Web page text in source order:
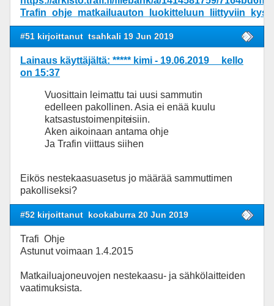
#51 kirjoittanut tsahkali 19 Jun 2019
Lainaus käyttäjältä: ***** kimi - 19.06.2019 kello
on 15:37
Vuosittain leimattu tai uusi sammutin
edelleen pakollinen. Asia ei enää kuulu
katsastustoimenpiteisiin.
Aken aikoinaan antama ohje
Ja Trafin viittaus siihen
Eikös nestekaasuasetus jo määrää sammuttimen
pakolliseksi?
#52 kirjoittanut kookaburra 20 Jun 2019
Trafi Ohje
Astunut voimaan 1.4.2015
Matkailuajoneuvojen nestekaasu- ja sähkölaitteiden
vaatimuksista.